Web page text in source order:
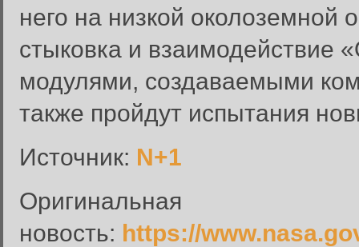
него на низкой околоземной
стыковка и
модулями, создаваемыми
также пройдут испытания
Источник: N+1
Оригинальная
новость: https://
Вход в систему
Введите имя пользователя и
Вход в систему
Пароль: